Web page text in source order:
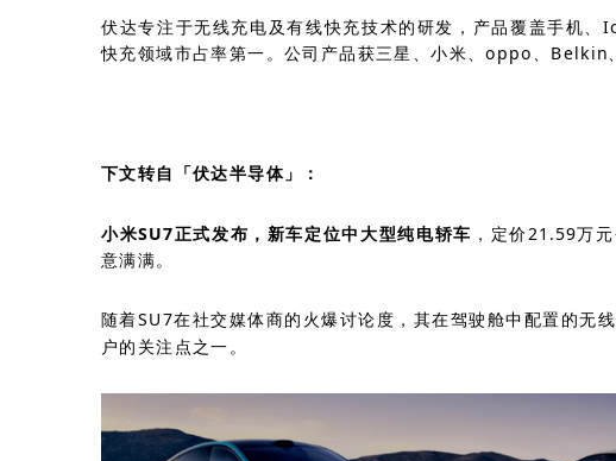
伏达专注于无线充电及有线快充技术的研发，产品覆盖手机、
快充领域市占率第一。公司产品获三星、小米、oppo、Belkin
下文转自「伏达半导体」：
小米SU7正式发布，新车定位中大型纯电轿车 ，定价21.59万
意满满。
随着SU7在社交媒体商的火爆讨论度，其在驾驶舱中配置的无
户的关注点之一。